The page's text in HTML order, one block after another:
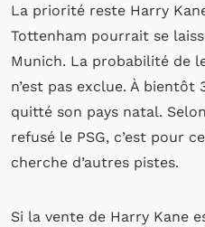
La priorité reste Harry
Tottenham pourrait se
Munich. La probabilité de
n’est pas exclue. À bientôt
quitté son pays natal.
refusé le PSG, c’est pour
cherche d’autres pistes.
Si la vente de Harry Kane